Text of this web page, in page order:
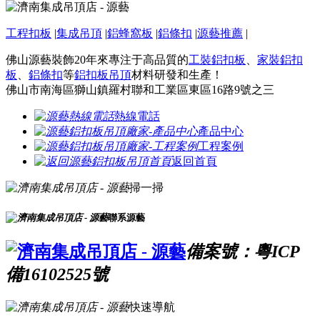
工程扣板 |集成吊頂 |鋁蜂窩板 |鋁條扣 |源藝推薦 |
佛山源藝裝飾20年來專注于高品質的工裝鋁扣板
家裝鋁扣
板
鋁條扣等鋁扣板吊頂材料研發和生產！
佛山市南海區獅山鎮羅村聯和工業區東區16路9號之三
熱線電話
產品中心
工程案例
返回首頁
掃一掃
聯系源藝
備案號：粵ICP
備16102525號
快速導航